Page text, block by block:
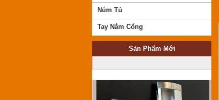
Núm Tủ
Tay Nắm Cổng
Sản Phẩm Mới
Mã SP:090
Giá:Call